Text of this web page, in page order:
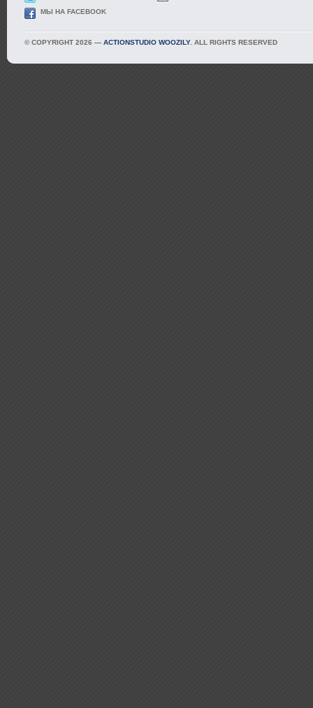
МЫ НА FACEBOOK
© COPYRIGHT 2026 — ACTIONSTUDIO WOOZILY. ALL RIGHTS RESERVED